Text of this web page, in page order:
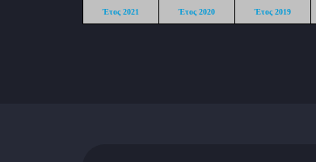
Έτος 2021
Έτος 2020
Έτος 2019